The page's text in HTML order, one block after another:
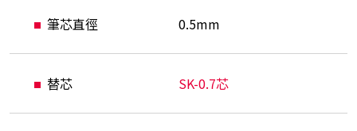
筆芯直徑 0.5mm
替芯 SK-0.7芯